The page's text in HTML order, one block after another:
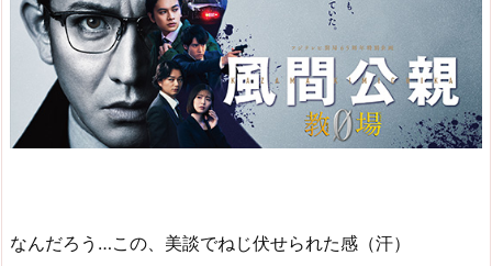
なんだろう…この、美談でねじ伏せられた感（汗）